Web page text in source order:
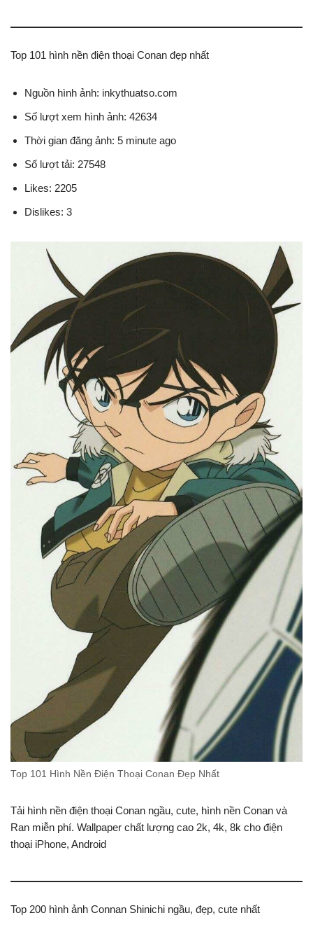
Top 101 hình nền điện thoại Conan đẹp nhất
Nguồn hình ảnh: inkythuatso.com
Số lượt xem hình ảnh: 42634
Thời gian đăng ảnh: 5 minute ago
Số lượt tải: 27548
Likes: 2205
Dislikes: 3
Top 101 Hình Nền Điện Thoại Conan Đẹp Nhất
Tải hình nền điện thoại Conan ngầu, cute, hình nền Conan và
Ran miễn phí. Wallpaper chất lượng cao 2k, 4k, 8k cho điện
thoại iPhone, Android
Top 200 hình ảnh Connan Shinichi ngầu, đẹp, cute nhất